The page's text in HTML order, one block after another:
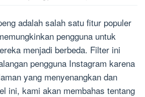
adalah salah satu fitur populer
pengguna untuk
menjadi berbeda. Filter ini
pengguna Instagram karena
yang menyenangkan dan
ini, kami akan membahas tentang